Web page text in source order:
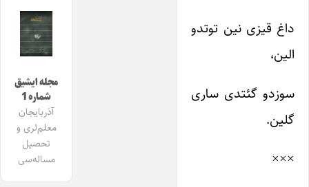
داغ قیزی نین توتدو
الین،
سوزدو گئتدی ساری
گلین.
×××
مجله ایشیق
شماره 1
آذربایجان
معلم‌لری و
تحصیل
مساله‌سی